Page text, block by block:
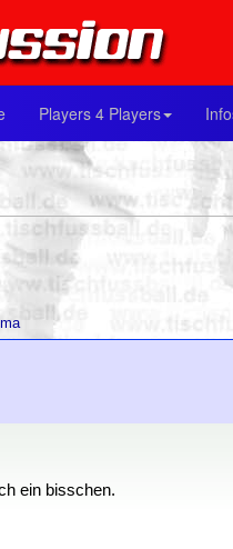
Players 4 Players
ein bisschen.